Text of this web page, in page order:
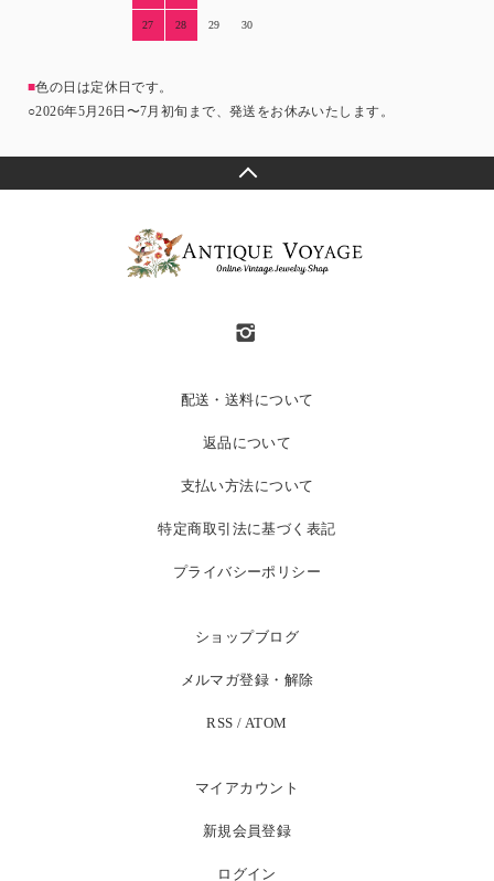
27 28 29 30
■色の日は定休日です。
○2026年5月26日〜7月初旬まで、発送をお休みいたします。
配送・送料について
返品について
支払い方法について
特定商取引法に基づく表記
プライバシーポリシー
ショップブログ
メルマガ登録・解除
RSS / ATOM
マイアカウント
新規会員登録
ログイン